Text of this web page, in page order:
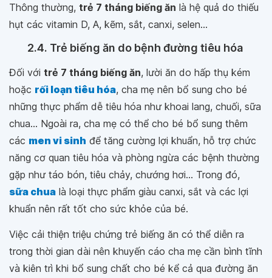
Thông thường, trẻ 7 tháng biếng ăn là hệ quả do thiếu
hụt các vitamin D, A, kẽm, sắt, canxi, selen...
2.4. Trẻ biếng ăn do bệnh đường tiêu hóa
Đối với trẻ 7 tháng biếng ăn, lười ăn do hấp thụ kém
hoặc rối loạn tiêu hóa, cha mẹ nên bổ sung cho bé
những thực phẩm dễ tiêu hóa như khoai lang, chuối, sữa
chua... Ngoài ra, cha mẹ có thể cho bé bổ sung thêm
các men vi sinh để tăng cường lợi khuẩn, hỗ trợ chức
năng cơ quan tiêu hóa và phòng ngừa các bệnh thường
gặp như táo bón, tiêu chảy, chướng hơi... Trong đó,
sữa chua là loại thực phẩm giàu canxi, sắt và các lợi
khuẩn nên rất tốt cho sức khỏe của bé.
Việc cải thiện triệu chứng trẻ biếng ăn có thể diễn ra
trong thời gian dài nên khuyến cáo cha mẹ cần bình tĩnh
và kiên trì khi bổ sung chất cho bé kể cả qua đường ăn